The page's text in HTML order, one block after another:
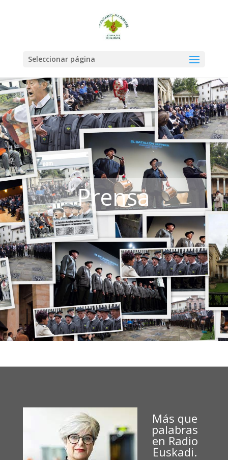
Seleccionar página
Prensa
Más que
palabras
en Radio
Euskadi.